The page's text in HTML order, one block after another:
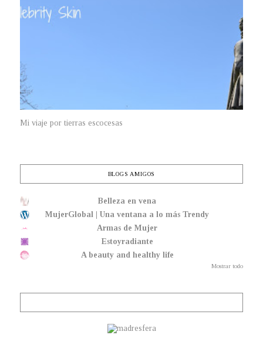
Mi viaje por tierras escocesas
BLOGS AMIGOS
Belleza en vena
MujerGlobal | Una ventana a lo más Trendy
Armas de Mujer
Estoyradiante
A beauty and healthy life
Mostrar todo